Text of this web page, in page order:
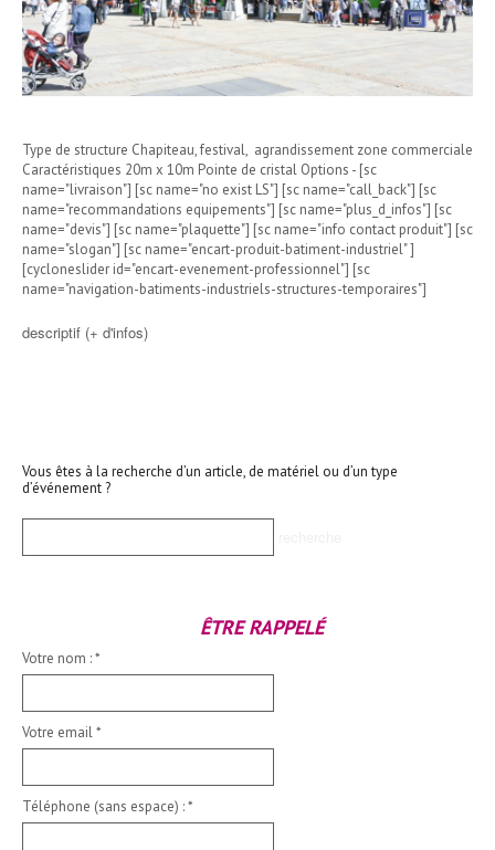
Type de structure Chapiteau, festival, agrandissement zone commerciale
Caractéristiques 20m x 10m Pointe de cristal Options - [sc
name="livraison"] [sc name="no exist LS"] [sc name="call_back"] [sc
name="recommandations equipements"] [sc name="plus_d_infos"] [sc
name="devis"] [sc name="plaquette"] [sc name="info contact produit"] [sc
name="slogan"] [sc name="encart-produit-batiment-industriel" ]
[cycloneslider id="encart-evenement-professionnel"] [sc
name="navigation-batiments-industriels-structures-temporaires"]
descriptif (+ d'infos)
Vous êtes à la recherche d’un article, de matériel ou d’un type
d’événement ?
ÊTRE RAPPELÉ
Votre nom :*
Votre email*
Téléphone (sans espace) :*